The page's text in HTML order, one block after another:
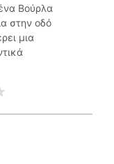
Βούρλα
στην οδό
μια